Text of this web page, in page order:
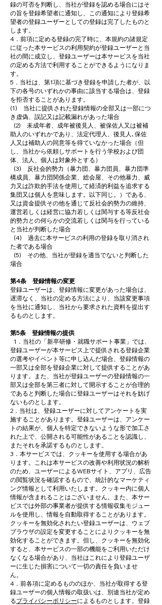
録の可否を判断し、当社が登録を認める場合にはそ
の旨を登録希望者に通知し、この通知により登録希
望者の登録ユーザーとしての登録は完了したものと
します。
4．前項に定める登録の完了時に、本規約の諸規定
に従った本サービスの利用契約が登録ユーザーと当
社の間に成立し、登録ユーザーは本サービスを当社
の定める方法で利用することができるようになりま
す。
5．当社は、第1項に基づき登録を申請した者が、以
下の各号のいずれかの事由に該当する場合は、登録
を拒否することがあります。
(1) 当社に提供された登録情報の全部又は一部につ
き虚偽、誤記又は記載漏れがあった場合
(2) 未成年者、成年被後見人、被保佐人又は被補
助人のいずれかであり、法定代理人、後見人､保佐
人又は補助人の同意等を得ていなかった場合（但
し、当社から依頼しサポートを行う学校および団
体、法人、個人は対象外とする）
(3) 反社会的勢力（暴力団、暴力団員、暴力団準
構成員、暴力団関係企業、総会屋、その他暴力、威
力又は詐欺的手法を使用して経済的利益を追求する
集団又は個人を意味します。以下同じ。）である、
又は資金提供その他を通じて反社会的勢力の維持、
運営若しくは経営に協力若しくは関与する等反社会
的勢力との何らかの交流若しくは関与を行っている
と当社が判断した場合
(4) 過去に本サービスの利用の登録を取り消され
た者である場合
(5) その他、当社が登録を適当でないと判断した
場合
第4条 登録情報の変更
登録ユーザーは、登録情報に変更があった場合は、
遅滞なく、当社の定める方法により、当該変更事項
を当社に通知し、当社から要求された資料を提出す
るものとします。
第5条 登録情報の提供
1．当社の「新卒研修・就職サポート事業」では、
登録ユーザーが本サービス上で提供される登録企業
の選考やイベント等に申し込んだ場合、登録情報の
一部又は全部を登録企業に対して提供することがあ
ります。また、当社が登録ユーザーの登録情報の一
部又は全部を第三者に対して開示することが合理的
であると判断した場合に登録ユーザーはそれを妨げ
ないものとします。
2．当社は、登録ユーザーに対してアンケートを実
施することがあります。登録ユーザーは、アンケー
トの結果が、個人を特定できないような形で加工さ
れた上で、公開される可能性があることを認識し、
またそれを承諾するものとします。
3．本サービスでは、クッキーを使用する場合があ
ります。これは本サービスの改善や利用状況の解析
のため、ユーザーによるWEBサイト、アプリ、広告
の閲覧状況を確認するもので、統計的なマーケティ
ング情報として利用いたします。クッキー内に個人
情報が含まれることはございません。また、本サー
ビスでは外部の事業者が提供する情報収集モジュー
ルを使用し、情報を自動取得することがあります。
クッキーを無効化されたい登録ユーザーは、ウェブ
ブラウザの設定を変更することによりクッキーを無
効化することができます。但し、クッキーを無効化
すると、本サービスの一部の機能をご利用いただけ
なくなる場合があり、当社はこれにより登録ユーザ
ーに生じた損害について一切の責任を負いませ
ん。
4．前各項に定めるもののほか、当社が取得する登
録ユーザーの個人情報の取扱いは、別途当社が定め
るプライバシーポリシーによるものとします。登録